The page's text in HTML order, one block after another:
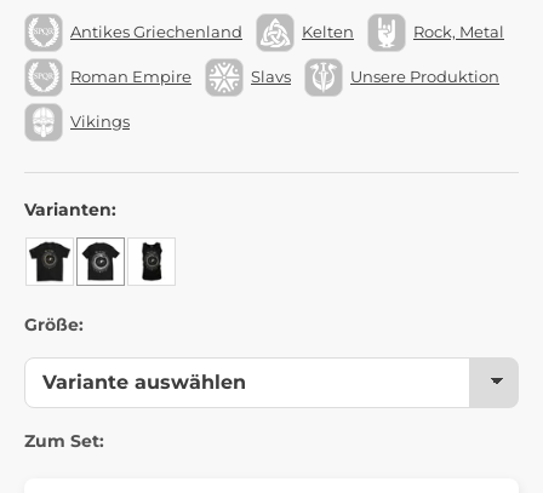
Antikes Griechenland Kelten Rock, Metal
Roman Empire Slavs Unsere Produktion
Vikings
Varianten:
Größe:
Zum Set: